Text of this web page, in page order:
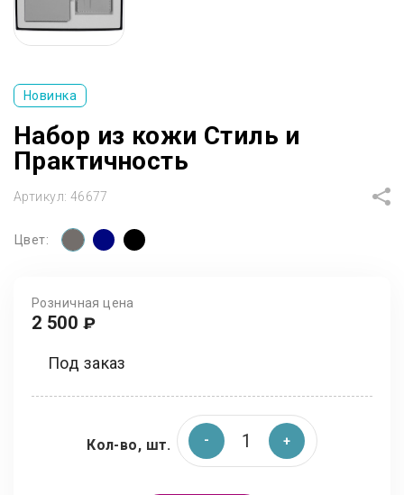
Новинка
Набор из кожи Стиль и
Практичность
Артикул: 46677
Цвет:
Розничная цена
2 500 ₽
Под заказ
Кол-во, шт.